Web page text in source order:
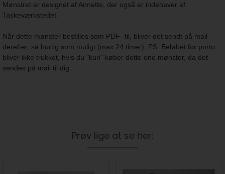
Mønstret er designet af Annette, der også er indehaver af
Taskeværkstedet.
Når dette mønster bestilles som PDF- fil, bliver det sendt på mail
derefter, så hurtig som muligt (max 24 timer)
PS. Beløbet for porto,
bliver ikke trukket, hvis du "kun" køber dette ene mønster, da det
sendes på mail til dig.
Prøv lige at se her: